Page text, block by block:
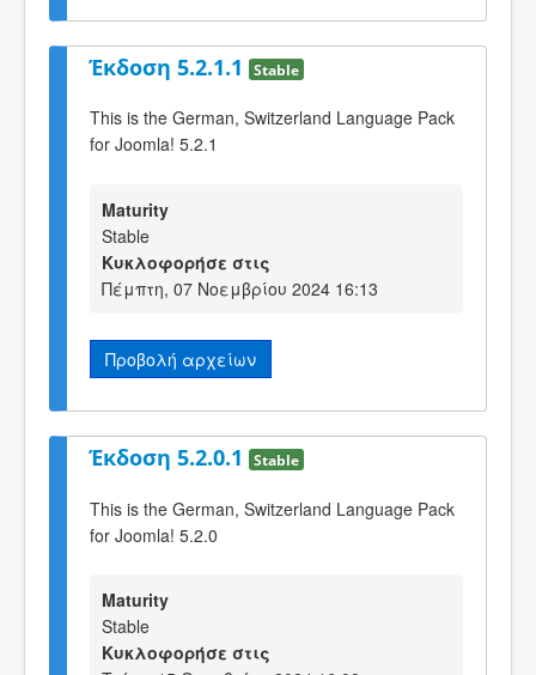
Έκδοση 5.2.1.1 Stable
This is the German, Switzerland Language Pack
for Joomla! 5.2.1
Maturity
Stable
Κυκλοφορήσε στις
Πέμπτη, 07 Νοεμβρίου 2024 16:13
Προβολή αρχείων
Έκδοση 5.2.0.1 Stable
This is the German, Switzerland Language Pack
for Joomla! 5.2.0
Maturity
Stable
Κυκλοφορήσε στις